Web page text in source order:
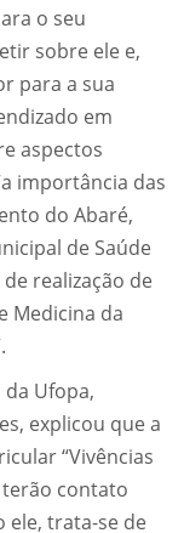
o seu
sobre ele e,
para a sua
em
aspectos
importância das
do Abaré,
de Saúde
realização de
Medicina da
Ufopa,
explicou que a
“Vivências
terão contato
ele, trata-se de